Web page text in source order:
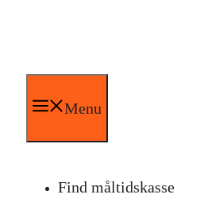
Menu
Find måltidskasse